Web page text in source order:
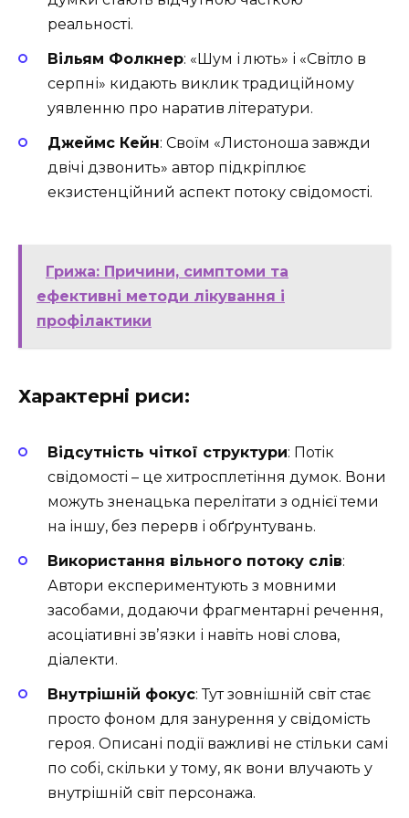
реальності.
Вільям Фолкнер: «Шум і лють» і «Світло в
серпні» кидають виклик традиційному
уявленню про наратив літератури.
Джеймс Кейн: Своїм «Листоноша завжди
двічі дзвонить» автор підкріплює
екзистенційний аспект потоку свідомості.
Грижа: Причини, симптоми та
ефективні методи лікування і
профілактики
Характерні риси:
Відсутність чіткої структури: Потік
свідомості – це хитросплетіння думок. Вони
можуть зненацька перелітати з однієї теми
на іншу, без перерв і обґрунтувань.
Використання вільного потоку слів:
Автори експериментують з мовними
засобами, додаючи фрагментарні речення,
асоціативні звʼязки і навіть нові слова,
діалекти.
Внутрішній фокус: Тут зовнішній світ стає
просто фоном для занурення у свідомість
героя. Описані події важливі не стільки самі
по собі, скільки у тому, як вони влучають у
внутрішній світ персонажа.